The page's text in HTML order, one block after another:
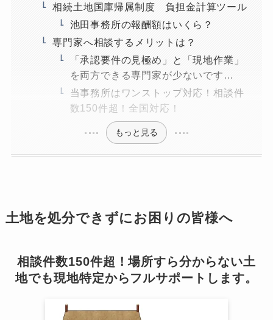
相続土地国庫帰属制度 負担金計算ツール
池田事務所の報酬額はいくら？
専門家へ相談するメリットは？
「承認要件の見極め」と「現地作業」
を両方できる専門家が少ないです…
当事務所はワンストップ対応！相談件
数150件超！全国対応！
もっと見る
土地を処分できずにお困りの皆様へ
相談件数150件超！場所すら分からない土
地でも現地特定からフルサポートします。